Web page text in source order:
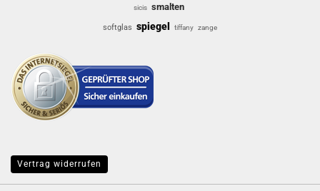
sicis smalten
softglas spiegel tiffany zange
Vertrag widerrufen